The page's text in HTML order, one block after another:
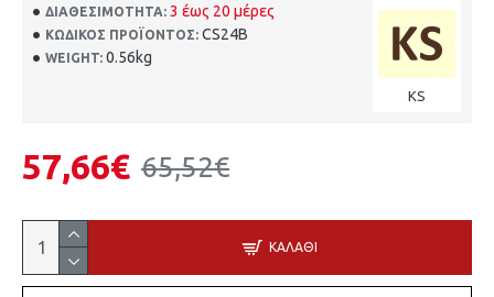
ΔΙΑΘΕΣΙΜΌΤΗΤΑ: 3 έως 20 μέρες
ΚΩΔΙΚΌΣ ΠΡΟΪΌΝΤΟΣ: CS24B
WEIGHT: 0.56kg
KS
65,52€
57,66€
ΚΑΛΆΘΙ